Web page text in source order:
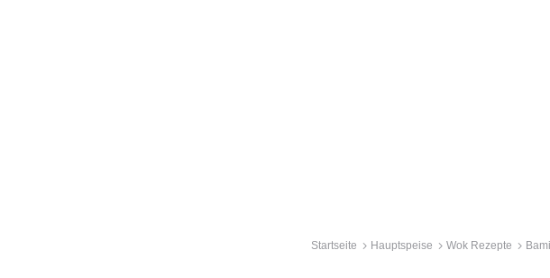
Startseite Hauptspeise Wok Rezepte